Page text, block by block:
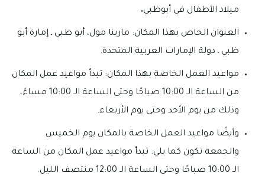
ميلاد الأطفال في أبوظبي.
العنوان الخاص بهذا المكان: مارينا مول، أبو ظبي ـ إمارة أبو
ظبي ـ دولة الإمارات العربية المتحدة.
مواعيد العمل الخاصة بهذا المكان: تبدأ مواعيد عمل المكان
من الساعة الـ 10:00 صباحًا وحتى الساعة الـ 10:00 مساءً،
وذلك من يوم الأحد وحتى يوم الأربعاء.
وأيضًا مواعيد العمل الخاصة بالمكان يوم الخميس
والجمعة تكون كما يلي: تبدأ مواعيد عمل المكان من الساعة
الـ 10:00 صباحًا وحتى الساعة الـ 12:00 منتصف الليل.